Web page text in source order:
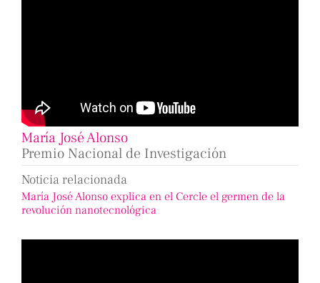
María José Alonso
Premio Nacional de Investigación
Noticia relacionada
María José Alonso explica en el Cercle el germen de la
revolución nanotecnológica